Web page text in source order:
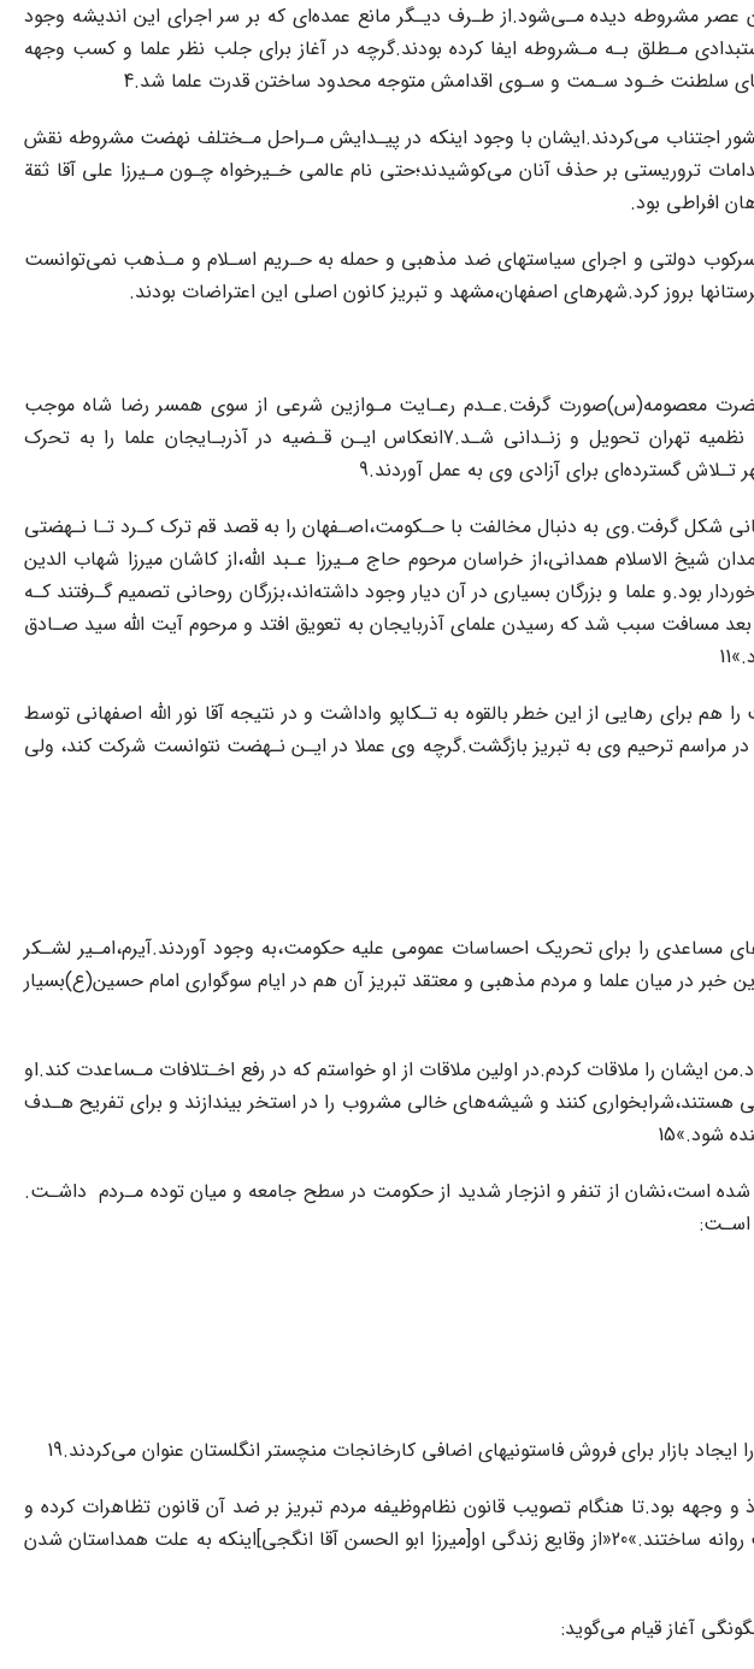
عصر مشروطه‌ دیده‌ مـی‌شود‌.از طـرف دیـگر مانع عمده‌ای که بر سر اجرای این اندیشه وجود
و تبدیل‌ رژیم‌ استبدادی مـطلق بـه‌ مـشروطه ایفا کرده بودند.گرچه در آغاز برای جلب نظر‌ علما‌ و کسب‌ وجهه
سلطنت خـود سـمت و سـوی اقدامش متوجه محدود ساختن قدرت‌ علما‌ شد‌.4
اجتناب می‌کردند.ایشان با وجود اینکه در پیـدایش مـراحل مـختلف‌ نهضت‌‌ مشروطه‌ نقش
تروریستی بر حذف آنان می‌کوشیدند؛حتی نام عالمی‌ خـیرخواه چـون مـیرزا‌ علی‌ آقا ثقة
سرکوب دولتی و اجرای سیاستهای ضد مذهبی‌ و حمله‌ به حـریم اسـلام و مـذهب‌ نمی‌توانست
علما به حکومت‌ پهلوی‌ از سوی شیخ محمد تـقی بـافقی‌ در سال‌ 1306 در‌ حرم‌ حضرت معصومه(س)صورت گرفت.عـدم‌ رعـایت‌ مـوازین شرعی از سوی‌ همسر رضا شاه موجب
اعـتراض وی شـد که با‌ عکس‌ العمل شدید رضا خان مواجه‌ گردید‌.علاوه‌‌ بر ضرب و شـتم‌،شـیخ‌ به اداره نظمیه تهران‌ تحویل‌ و زنـدانی شـد.7انعکاس ایـن قـضیه در آذربـایجان‌ علما را به تحرک
اصفهانی شکل گرفت‌.وی‌ به دنبال مخالفت با حـکومت،اصـفهان را به قصد قم ترک‌ کـرد تـا نـهضتی
شیخ الاسلام همدانی،از خراسان مرحوم حاج مـیرزا عـبد اللّه،از کاشان میرزا شهاب الدین
بود.و علما و بزرگان بسیاری در آن دیار وجود داشته‌اند،بزرگان روحانی تصمیم گـرفتند کـه
مسافت سبب شد که رسیدن علمای آذربایجان‌ به تعویق افتد و مرحوم آیت اللّه سید صـادق
هم برای رهایی از این‌ خطر بالقوه به تـکاپو واداشت و در نتیجه آقا نور اللّه اصفهانی توسط
و پس از شرکت‌ در مراسم ترحیم وی به تبریز بازگشت.گرچه‌ وی عملا در ایـن نـهضت نتوانست شرکت کند، ولی‌
تبریز زمینه‌های مساعدی را برای تحریک‌ احساسات عمومی علیه حکومت،به‌ وجود آوردند.آیرم،امـیر لشـکر
به‌ویژه روز عـاشورا در اسـتخر شاهگلی با زنان معروفه به شرابخواری پرداخته بود.14انتشار این ‌‌خبر‌ در میان علما و مردم مذهبی و معتقد تبریز آن هم در ایام سوگواری امام‌ حسین‌(ع)بسیار‌
ایشان‌ را ملاقات کردم.در اولین ملاقات از او خواستم که در رفع‌ اخـتلافات مـساعدت کند.او
کنند و شیشه‌های‌ خالی مشروب را در استخر بیندازند و برای تفریح هـدف
شود.»15
است،نشان از تنفر و انزجار شدید از حکومت در سطح جامعه و میان توده مـردم ‌ ‌داشـت.
اسـت:
بازار برای فروش فاستونیهای‌ اضافی کارخانجات منچستر انگلستان عنوان‌ می‌کردند.19
بود.تا هنگام تصویب‌ قانون‌ نظام‌وظیفه‌ مردم تبریز بر ضد آن قانون تظاهرات‌ کرده و
علما را‌ به مداخله در آن مجبور نمودند،رضا شاه دستور داد میرزا صادق آقـا و بـرادرانش را گرفتند و به سردشت‌ روانه‌ ساختند‌.»20«از وقایع زندگی او[میرزا ابو الحسن آقا انگجی‌]اینکه به علت‌‌ همداستان‌ شدن
آغاز قیام می‌گوید: